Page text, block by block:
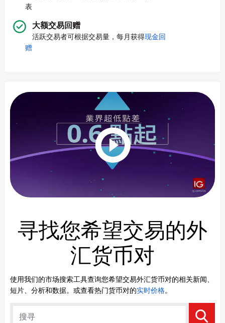
表
大额交易回赠
活跃交易者可根据交易量，每月获得现金回
赠
寻找您希望交易的外
汇货币对
使用我们的市场搜索工具查询您希望交易外汇货币对的相关新闻、
短片、分析和数据。或查看热门货币对的实时价格。